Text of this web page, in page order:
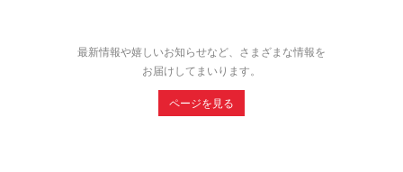
最新情報や嬉しいお知らせなど、さまざまな情報を
お届けしてまいります。
ページを見る